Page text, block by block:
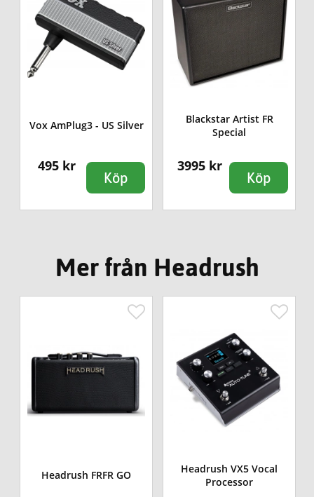
Vox AmPlug3 - US Silver
495 kr
Köp
Blackstar Artist FR
Special
3995 kr
Köp
Mer från Headrush
Headrush FRFR GO
Headrush VX5 Vocal
Processor